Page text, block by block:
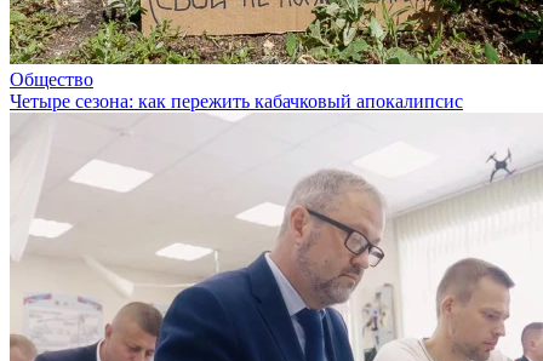
Общество
Четыре сезона: как пережить кабачковый апокалипсис